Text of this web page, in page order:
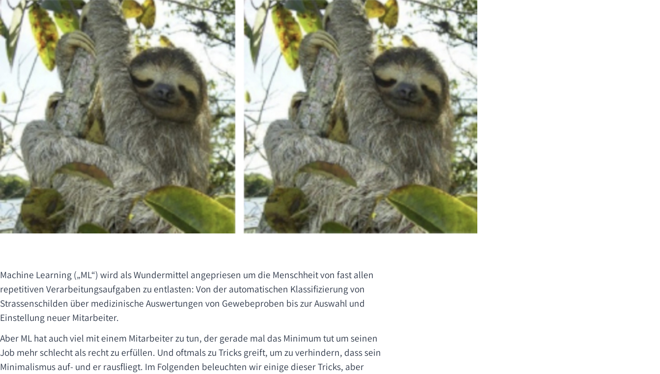
Machine Learning („ML“) wird als Wundermittel angepriesen um die Menschheit von fast allen
repetitiven Verarbeitungsaufgaben zu entlasten: Von der automatischen Klassifizierung von
Strassenschilden über medizinische Auswertungen von Gewebeproben bis zur Auswahl und
Einstellung neuer Mitarbeiter.
Aber ML hat auch viel mit einem Mitarbeiter zu tun, der gerade mal das Minimum tut um seinen
Job mehr schlecht als recht zu erfüllen. Und oftmals zu Tricks greift, um zu verhindern, dass sein
Minimalismus auf- und er rausfliegt. Im Folgenden beleuchten wir einige dieser Tricks, aber